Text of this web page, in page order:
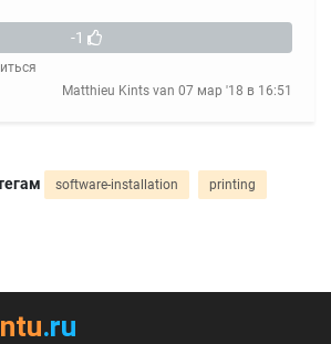
-1
Matthieu Kints van 07 мар '18 в 16:51
software-installation printing